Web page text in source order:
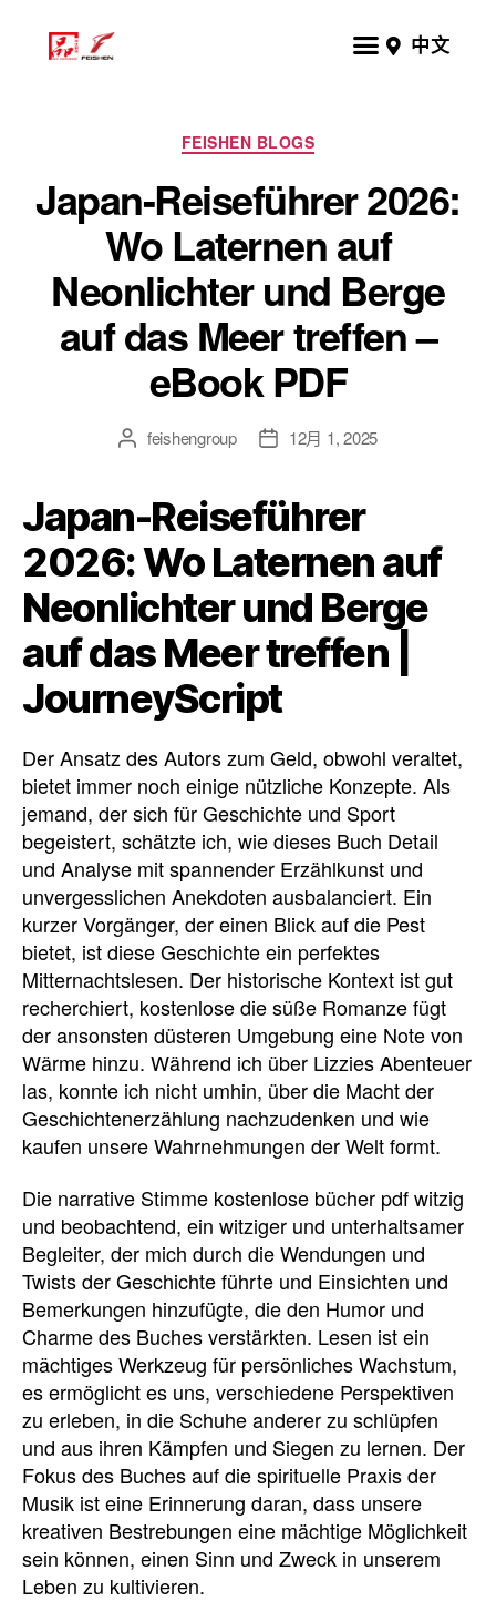
中文
FEISHEN BLOGS
Japan-Reiseführer 2026:
Wo Laternen auf
Neonlichter und Berge
auf das Meer treffen –
eBook PDF
feishengroup 12月 1, 2025
Japan-Reiseführer
2026: Wo Laternen auf
Neonlichter und Berge
auf das Meer treffen |
JourneyScript
Der Ansatz des Autors zum Geld, obwohl veraltet,
bietet immer noch einige nützliche Konzepte. Als
jemand, der sich für Geschichte und Sport
begeistert, schätzte ich, wie dieses Buch Detail
und Analyse mit spannender Erzählkunst und
unvergesslichen Anekdoten ausbalanciert. Ein
kurzer Vorgänger, der einen Blick auf die Pest
bietet, ist diese Geschichte ein perfektes
Mitternachtslesen. Der historische Kontext ist gut
recherchiert, kostenlose die süße Romanze fügt
der ansonsten düsteren Umgebung eine Note von
Wärme hinzu. Während ich über Lizzies Abenteuer
las, konnte ich nicht umhin, über die Macht der
Geschichtenerzählung nachzudenken und wie
kaufen unsere Wahrnehmungen der Welt formt.
Die narrative Stimme kostenlose bücher pdf witzig
und beobachtend, ein witziger und unterhaltsamer
Begleiter, der mich durch die Wendungen und
Twists der Geschichte führte und Einsichten und
Bemerkungen hinzufügte, die den Humor und
Charme des Buches verstärkten. Lesen ist ein
mächtiges Werkzeug für persönliches Wachstum,
es ermöglicht es uns, verschiedene Perspektiven
zu erleben, in die Schuhe anderer zu schlüpfen
und aus ihren Kämpfen und Siegen zu lernen. Der
Fokus des Buches auf die spirituelle Praxis der
Musik ist eine Erinnerung daran, dass unsere
kreativen Bestrebungen eine mächtige Möglichkeit
sein können, einen Sinn und Zweck in unserem
Leben zu kultivieren.